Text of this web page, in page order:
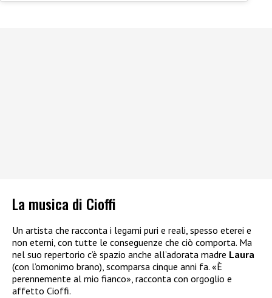
La musica di Cioffi
Un artista che racconta i legami puri e reali, spesso eterei e
non eterni, con tutte le conseguenze che ciò comporta. Ma
nel suo repertorio c’è spazio anche all’adorata madre Laura
(con l’omonimo brano), scomparsa cinque anni fa. «È
perennemente al mio fianco», racconta con orgoglio e
affetto Cioffi.